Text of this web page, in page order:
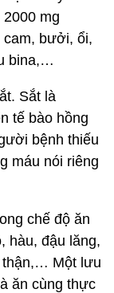
mg
bưởi, ổi,
bina,…
Sắt là
tế bào hồng
bệnh thiếu
máu nói riêng
chế độ ăn
hàu, đậu lăng,
thận,… Một lưu
ăn cùng thực